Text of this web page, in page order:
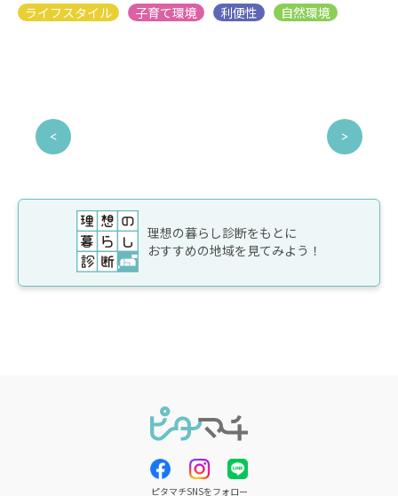
理想の暮らし診断をもとに
おすすめの地域を見てみよう！
ピタマチSNSをフォロー